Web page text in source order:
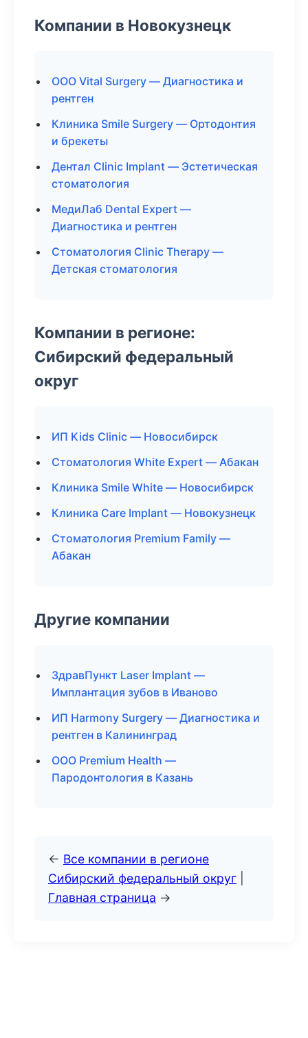
Компании в Новокузнецк
ООО Vital Surgery — Диагностика и
рентген
Клиника Smile Surgery — Ортодонтия
и брекеты
Дентал Clinic Implant — Эстетическая
стоматология
МедиЛаб Dental Expert —
Диагностика и рентген
Стоматология Clinic Therapy —
Детская стоматология
Компании в регионе:
Сибирский федеральный
округ
ИП Kids Clinic — Новосибирск
Стоматология White Expert — Абакан
Клиника Smile White — Новосибирск
Клиника Care Implant — Новокузнецк
Стоматология Premium Family —
Абакан
Другие компании
ЗдравПункт Laser Implant —
Имплантация зубов в Иваново
ИП Harmony Surgery — Диагностика и
рентген в Калининград
ООО Premium Health —
Пародонтология в Казань
← Все компании в регионе
Сибирский федеральный округ
Главная страница →